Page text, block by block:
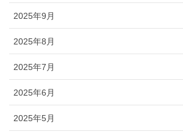
2025年9月
2025年8月
2025年7月
2025年6月
2025年5月